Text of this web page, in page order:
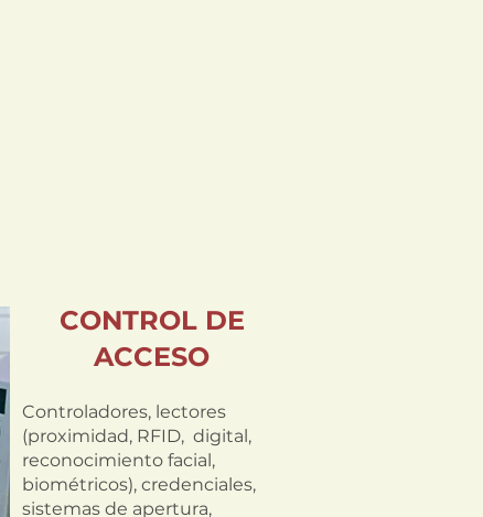
CONTROL DE
ACCESO
Controladores, lectores
(proximidad, RFID, digital,
reconocimiento facial,
biométricos), credenciales,
sistemas de apertura,